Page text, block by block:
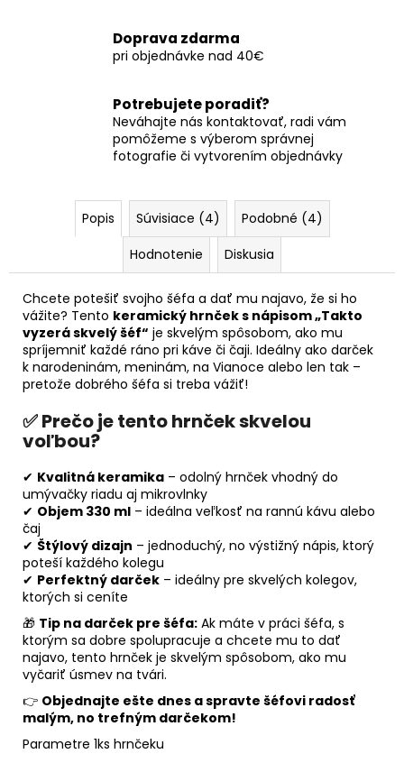
Doprava zdarma
pri objednávke nad 40€
Potrebujete poradiť?
Neváhajte nás kontaktovať, radi vám
pomôžeme s výberom správnej
fotografie či vytvorením objednávky
Popis Súvisiace (4)
Podobné (4)
Hodnotenie
Diskusia
Chcete potešiť svojho šéfa a dať mu najavo, že si ho
vážite? Tento keramický hrnček s nápisom „Takto
vyzerá skvelý šéf“ je skvelým spôsobom, ako mu
spríjemniť každé ráno pri káve či čaji. Ideálny ako darček
k narodeninám, meninám, na Vianoce alebo len tak –
pretože dobrého šéfa si treba vážiť!
✅ Prečo je tento hrnček skvelou
voľbou?
✔ Kvalitná keramika – odolný hrnček vhodný do
umývačky riadu aj mikrovlnky
✔ Objem 330 ml – ideálna veľkosť na rannú kávu alebo
čaj
✔ Štýlový dizajn – jednoduchý, no výstižný nápis, ktorý
poteší každého kolegu
✔ Perfektný darček – ideálny pre skvelých kolegov,
ktorých si ceníte
🎁 Tip na darček pre šéfa: Ak máte v práci šéfa, s
ktorým sa dobre spolupracuje a chcete mu to dať
najavo, tento hrnček je skvelým spôsobom, ako mu
vyčariť úsmev na tvári.
👉 Objednajte ešte dnes a spravte šéfovi radosť
malým, no trefným darčekom!
Parametre 1ks hrnčeku